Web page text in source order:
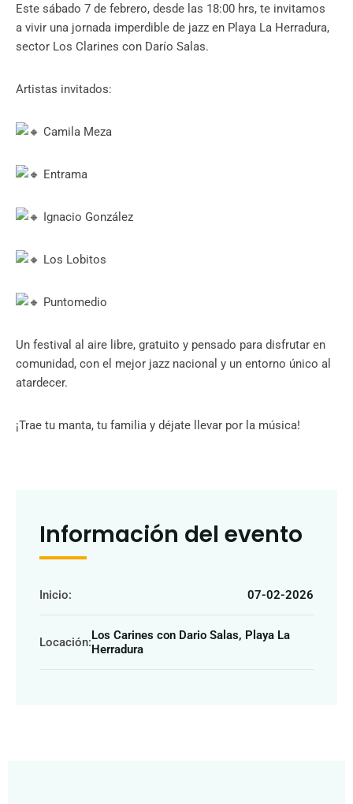
Este sábado 7 de febrero, desde las 18:00 hrs, te invitamos
a vivir una jornada imperdible de jazz en Playa La Herradura,
sector Los Clarines con Darío Salas.
Artistas invitados:
Camila Meza
Entrama
Ignacio González
Los Lobitos
Puntomedio
Un festival al aire libre, gratuito y pensado para disfrutar en
comunidad, con el mejor jazz nacional y un entorno único al
atardecer.
¡Trae tu manta, tu familia y déjate llevar por la música!
Información del evento
Inicio: 07-02-2026
Locación:Los Carines con Dario Salas, Playa La
Herradura